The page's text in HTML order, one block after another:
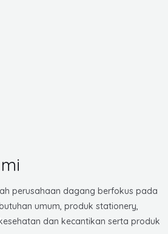
perusahaan dagang berfokus pada
umum, produk stationery,
dan kecantikan serta produk